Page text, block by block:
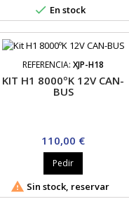
 En stock
REFERENCIA:XJP-H18
KIT H1 8000ºK 12V CAN-
BUS
Precio
110,00 €
Pedir
 Sin stock, reservar